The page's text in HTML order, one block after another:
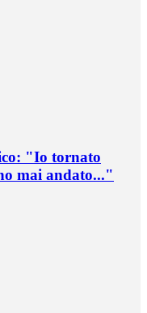
"Io tornato
mai andato..."